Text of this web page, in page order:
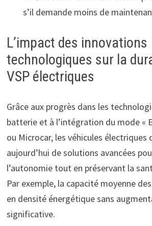
s’il demande moins de
L’impact des innovations
technologiques sur la
VSP électriques
Grâce aux progrès dans les
batterie et à l’intégration du mode «
ou Microcar, les véhicules électriques
aujourd’hui de solutions avancées
l’autonomie tout en préservant la
Par exemple, la capacité moyenne
en densité énergétique sans
significative.